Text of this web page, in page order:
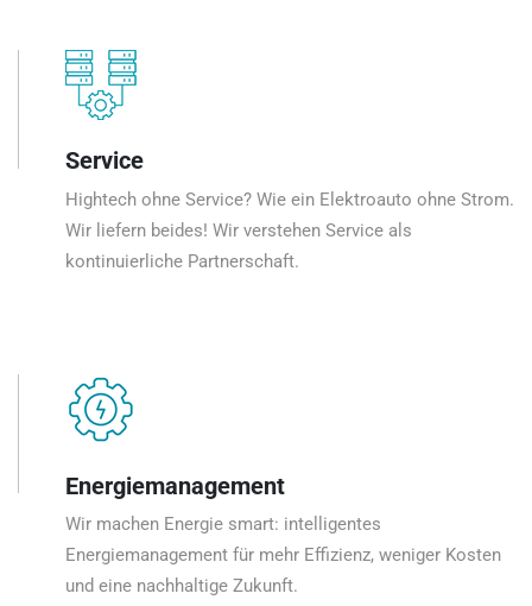
Service
Hightech ohne Service? Wie ein Elektroauto ohne Strom.
Wir liefern beides! Wir verstehen Service als
kontinuierliche Partnerschaft.
Energiemanagement
Wir machen Energie smart: intelligentes
Energiemanagement für mehr Effizienz, weniger Kosten
und eine nachhaltige Zukunft.